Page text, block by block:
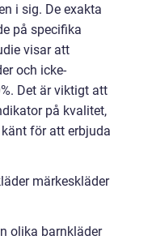
i sig. De exakta
på specifika
visar att
och icke-
Det är viktigt att
på kvalitet,
för att erbjuda
märkeskläder
olika barnkläder